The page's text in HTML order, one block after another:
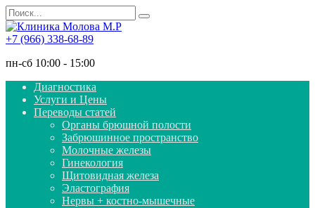
Перейти
к
содержанию
Search
for:
+7 (966) 338-68-89
пн-сб 10:00 - 15:00
Диагностика
Услуги и Цены
Переводы статей
Органы брюшной полости
Забрюшинное пространство
Молочные железы
Гинекология
Щитовидная железа
Эластография
Нервы + костно-мышечные